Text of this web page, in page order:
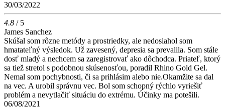
30/03/2022
4.8 / 5
James Sanchez
Skúšal som rôzne metódy a prostriedky, ale nedosiahol som
hmatateľný výsledok. Už zavesený, depresia sa prevalila. Som stále
dosť mladý a nechcem sa zaregistrovať ako dôchodca. Priateľ, ktorý
sa tiež stretol s podobnou skúsenosťou, poradil Rhino Gold Gel.
Nemal som pochybnosti, či sa prihlásim alebo nie.Okamžite sa dal
na vec. A urobil správnu vec. Bol som schopný rýchlo vyriešiť
problém a nevytlačiť situáciu do extrému. Účinky ma potešili.
06/08/2021